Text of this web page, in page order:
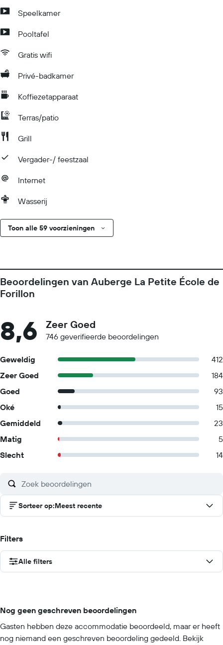
Speelkamer
Pooltafel
Gratis wifi
Privé-badkamer
Koffiezetapparaat
Terras/patio
Grill
Vergader-/ feestzaal
Internet
Wasserij
Toon alle 59 voorzieningen
Beoordelingen van Auberge La Petite École de
Forillon
8,6 Zeer Goed
746 geverifieerde beoordelingen
Geweldig
412
Zeer Goed
184
Goed
93
Oké
15
Gemiddeld
23
Matig
5
Slecht
14
Sorteer op:Meest recente
Filters
Alle filters
Nog geen geschreven beoordelingen
Gasten hebben deze accommodatie beoordeeld, maar er heeft
nog niemand een geschreven beoordeling gedeeld. Bekijk